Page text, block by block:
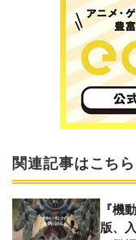
関連記事はこちら
『機
版、